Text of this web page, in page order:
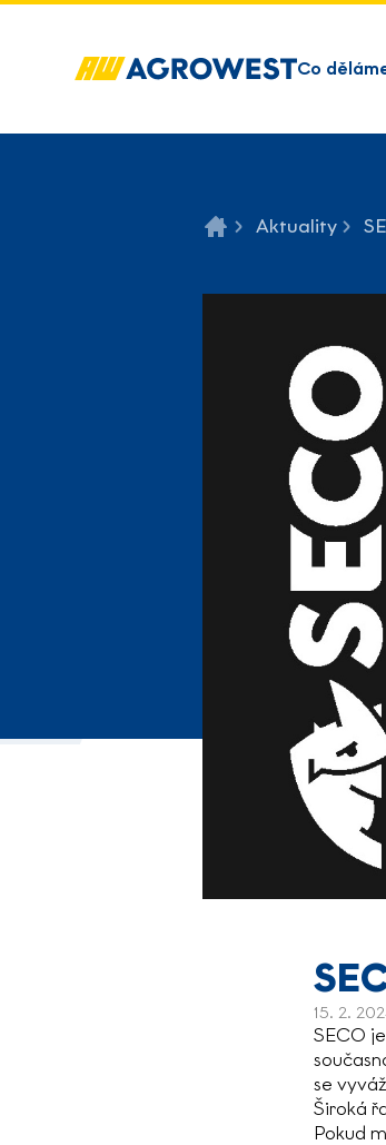
Co
Aktuality
15. 2.
SECO
se
Široká
Pokud